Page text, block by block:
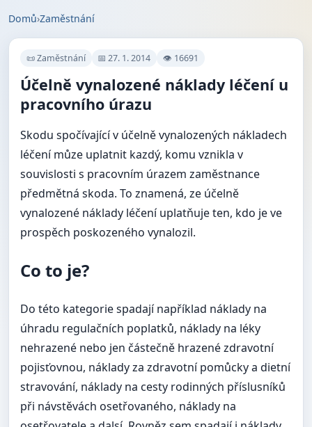
Domů›Zaměstnání
📜 Zaměstnání 📅 27. 1. 2014 👁 16691
Účelně vynalozené náklady léčení u
pracovního úrazu
Skodu spočívající v účelně vynalozených nákladech
léčení můze uplatnit kazdý, komu vznikla v
souvislosti s pracovním úrazem zaměstnance
předmětná skoda. To znamená, ze účelně
vynalozené náklady léčení uplatňuje ten, kdo je ve
prospěch poskozeného vynalozil.
Co to je?
Do této kategorie spadají například náklady na
úhradu regulačních poplatků, náklady na léky
nehrazené nebo jen částečně hrazené zdravotní
pojisťovnou, náklady za zdravotní pomůcky a dietní
stravování, náklady na cesty rodinných příslusníků
při návstěvách osetřovaného, náklady na